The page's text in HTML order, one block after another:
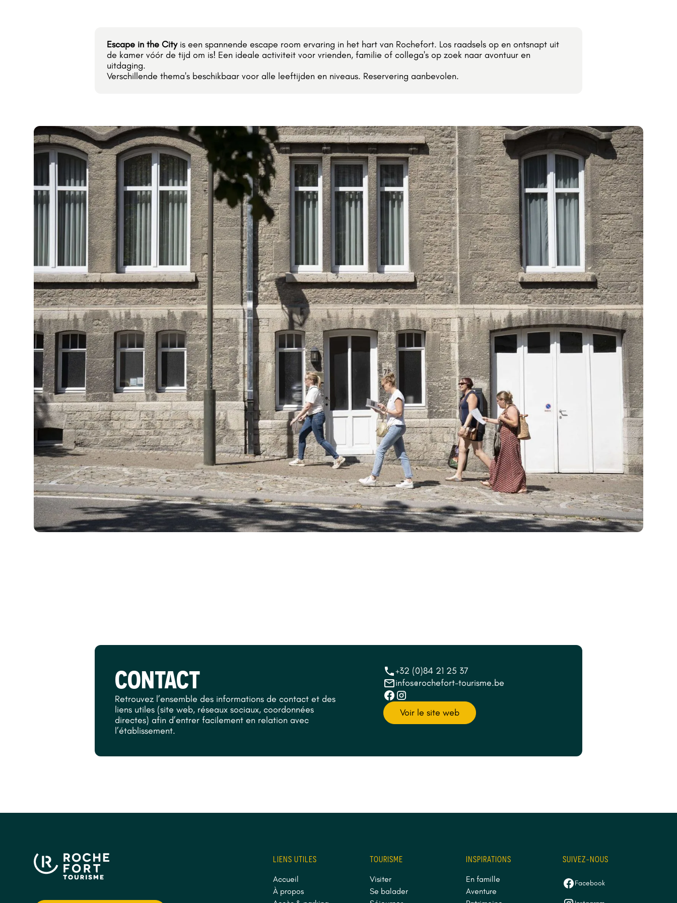
Escape in the Cityis een spannende escape room ervaring in het hart van Rochefort. Los raadsels op en ontsnapt uit
de kamer vóór de tijd om is! Een ideale activiteit voor vrienden, familie of collega's op zoek naar avontuur en
uitdaging.
Verschillende thema's beschikbaar voor alle leeftijden en niveaus. Reservering aanbevolen.
CONTACT
Retrouvez l’ensemble des informations de contact et des
liens utiles (site web, réseaux sociaux, coordonnées
directes) afin d’entrer facilement en relation avec
l’établissement.
+32 (0)84 21 25 37
infos@rochefort-tourisme.be
Voir le site web
LIENS UTILES
Accueil
À propos
TOURISME
Visiter
Se balader
INSPIRATIONS
En famille
Aventure
SUIVEZ-NOUS
Facebook